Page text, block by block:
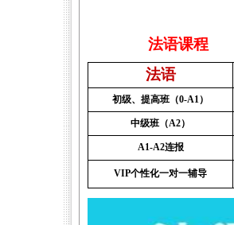
法语课程
法语
初级、提高班（0-A1）
中级班（A2）
A1-A2连报
VIP个性化一对一辅导